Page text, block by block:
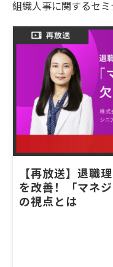
組織人事に関するセミ
【再放送】退職
を改善！「マネ
の視点とは